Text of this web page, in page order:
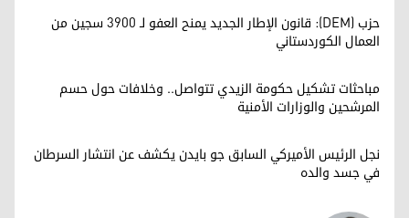
حزب (DEM): قانون الإطار الجديد يمنح العفو لـ 3900 سجين من
العمال الكوردستاني
مباحثات تشكيل حكومة الزيدي تتواصل.. وخلافات حول حسم
المرشحين والوزارات الأمنية
نجل الرئيس الأميركي السابق جو بايدن يكشف عن انتشار السرطان
في جسد والده